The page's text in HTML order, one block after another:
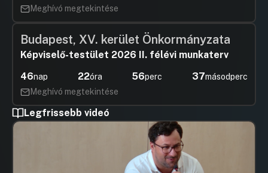
Meghívó megtekintése
Budapest, XV. kerület Önkormányzata
Képviselő-testület 2026 II. félévi munkaterv
46nap 22óra 56perc 37másodperc
Meghívó megtekintése
Legfrissebb videó